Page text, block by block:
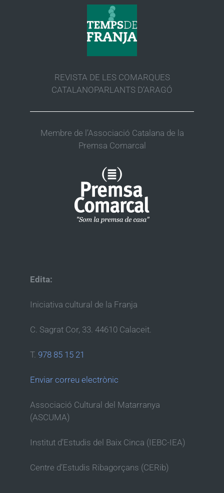
REVISTA DE LES COMARQUES
CATALANOPARLANTS D’ARAGÓ
Membre de l’Associació Catalana de la
Premsa Comarcal
Edita:
Iniciativa cultural de la Franja
C. Sagrat Cor, 33. 44610 Calaceit.
T. 978 85 15 21
Enviar correu electrònic
Associació Cultural del Matarranya
(ASCUMA)
Institut d’Estudis del Baix Cinca (IEBC-IEA)
Centre d’Estudis Ribagorçans (CERib)